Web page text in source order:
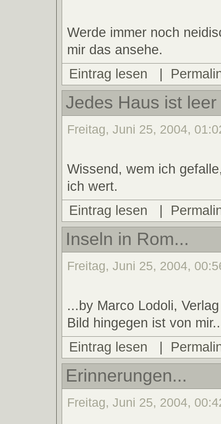
Werde immer noch
mir das ansehe.
Eintrag lesen
Jedes Haus ist
Freitag, Juni 25, 2004,
Wissend, wem ich
ich wert.
Eintrag lesen
|
Inseln in Rom...
Freitag, Juni 25, 2004,
...by Marco Lodoli,
Bild hingegen ist von
Eintrag lesen
|
Erinnerungen...
Freitag, Juni 25, 2004,